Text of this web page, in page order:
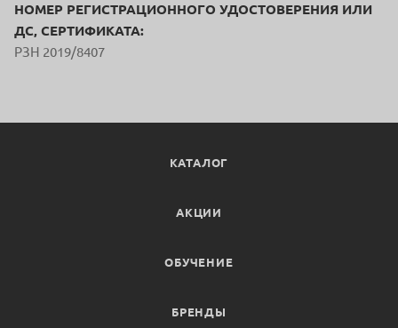
НОМЕР РЕГИСТРАЦИОННОГО УДОСТОВЕРЕНИЯ ИЛИ
ДС, СЕРТИФИКАТА:
РЗН 2019/8407
КАТАЛОГ
АКЦИИ
ОБУЧЕНИЕ
БРЕНДЫ